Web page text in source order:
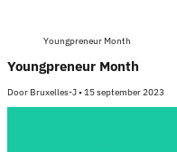
Youngpreneur Month
Youngpreneur Month
Door Bruxelles-J•15 september 2023